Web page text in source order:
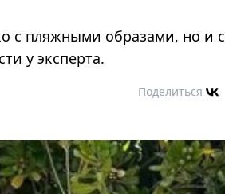
с пляжными образами, но и с
у эксперта.
Поделиться